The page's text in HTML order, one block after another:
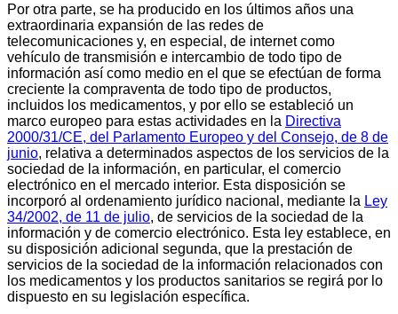
Por otra parte, se ha producido en los últimos años una
extraordinaria expansión de las redes de
telecomunicaciones y, en especial, de internet como
vehículo de transmisión e intercambio de todo tipo de
información así como medio en el que se efectúan de forma
creciente la compraventa de todo tipo de productos,
incluidos los medicamentos, y por ello se estableció un
marco europeo para estas actividades en la Directiva
2000/31/CE, del Parlamento Europeo y del Consejo, de 8 de
junio, relativa a determinados aspectos de los servicios de la
sociedad de la información, en particular, el comercio
electrónico en el mercado interior. Esta disposición se
incorporó al ordenamiento jurídico nacional, mediante la Ley
34/2002, de 11 de julio, de servicios de la sociedad de la
información y de comercio electrónico. Esta ley establece, en
su disposición adicional segunda, que la prestación de
servicios de la sociedad de la información relacionados con
los medicamentos y los productos sanitarios se regirá por lo
dispuesto en su legislación específica.